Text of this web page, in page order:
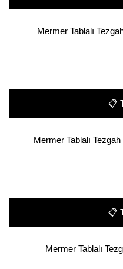
Mermer Tablalı
📋
Mermer Tablalı
📋
Mermer Tablalı